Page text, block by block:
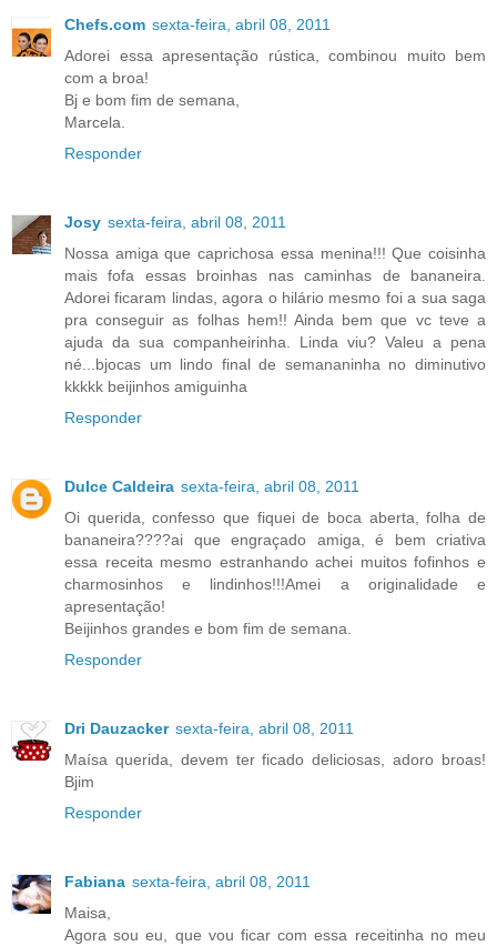
Chefs.com sexta-feira, abril 08, 2011
Adorei essa apresentação rústica, combinou muito bem
com a broa!
Bj e bom fim de semana,
Marcela.
Responder
Josy sexta-feira, abril 08, 2011
Nossa amiga que caprichosa essa menina!!! Que coisinha
mais fofa essas broinhas nas caminhas de bananeira.
Adorei ficaram lindas, agora o hilário mesmo foi a sua saga
pra conseguir as folhas hem!! Ainda bem que vc teve a
ajuda da sua companheirinha. Linda viu? Valeu a pena
né...bjocas um lindo final de semananinha no diminutivo
kkkkk beijinhos amiguinha
Responder
Dulce Caldeira sexta-feira, abril 08, 2011
Oi querida, confesso que fiquei de boca aberta, folha de
bananeira????ai que engraçado amiga, é bem criativa
essa receita mesmo estranhando achei muitos fofinhos e
charmosinhos e lindinhos!!!Amei a originalidade e
apresentação!
Beijinhos grandes e bom fim de semana.
Responder
Dri Dauzacker sexta-feira, abril 08, 2011
Maísa querida, devem ter ficado deliciosas, adoro broas!
Bjim
Responder
Fabiana sexta-feira, abril 08, 2011
Maisa,
Agora sou eu, que vou ficar com essa receitinha no meu